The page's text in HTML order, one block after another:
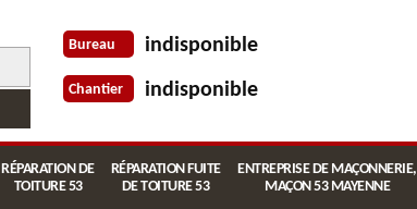
Bureau indisponible
Chantier indisponible
RÉPARATION DE
TOITURE 53
RÉPARATION FUITE
DE TOITURE 53
ENTREPRISE DE MAÇONNERIE,
MAÇON 53 MAYENNE